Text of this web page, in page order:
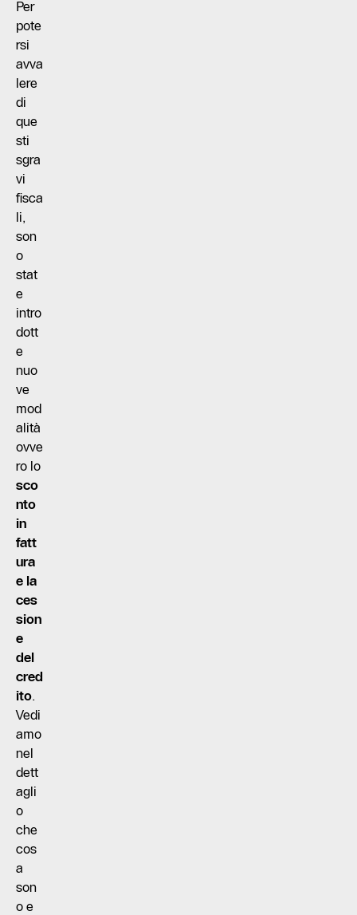
Per
pote
rsi
avva
lere
di
que
sti
sgra
vi
fisca
li,
son
o
stat
e
intro
dott
e
nuo
ve
mod
alità
ovve
ro lo
sco
nto
in
fatt
ura
e la
ces
sion
e
del
cred
ito.
Vedi
amo
nel
dett
agli
o
che
cos
a
son
o e